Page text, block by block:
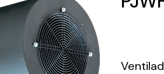
eléctrico.